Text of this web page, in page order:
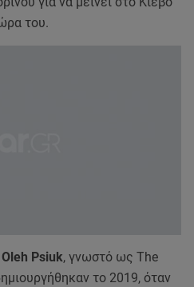
του.
Oleh Psiuk, γνωστό ως The
το 2019, όταν